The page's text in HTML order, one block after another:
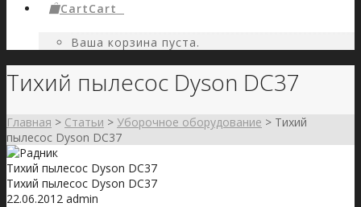
CartCart
Ваша корзина пуста.
Тихий пылесос Dyson DC37
Главная > Статьи > Уборочное оборудование > Тихий
пылесос Dyson DC37
Тихий пылесос Dyson DC37
Тихий пылесос Dyson DC37
22.06.2012 admin